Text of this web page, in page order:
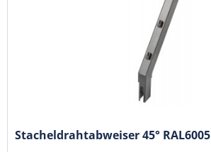
Stacheldrahtabweiser 45° RAL6005